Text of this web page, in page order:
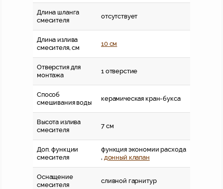
Длина шланга
смесителя
отсутствует
Длина излива
смесителя, см
10 см
Отверстия для
монтажа
1 отверстие
Способ
смешивания воды
керамическая кран-букса
Высота излива
смесителя
7 см
Доп. функции
смесителя
функция экономии расхода
, донный клапан
Оснащение
смесителя
сливной гарнитур